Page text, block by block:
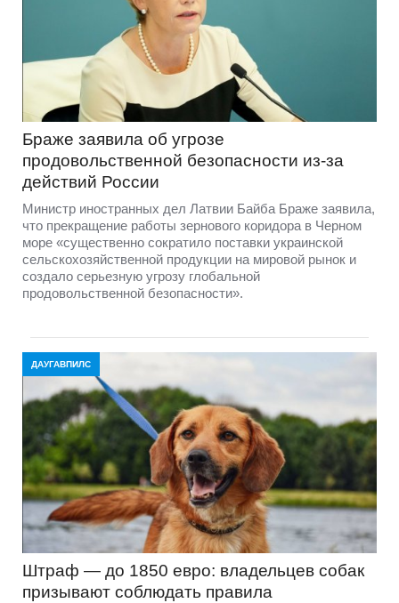
Браже заявила об угрозе
продовольственной безопасности из-за
действий России
Министр иностранных дел Латвии Байба Браже заявила,
что прекращение работы зернового коридора в Черном
море «существенно сократило поставки украинской
сельскохозяйственной продукции на мировой рынок и
создало серьезную угрозу глобальной
продовольственной безопасности».
ДАУГАВПИЛС
Штраф — до 1850 евро: владельцев собак
призывают соблюдать правила